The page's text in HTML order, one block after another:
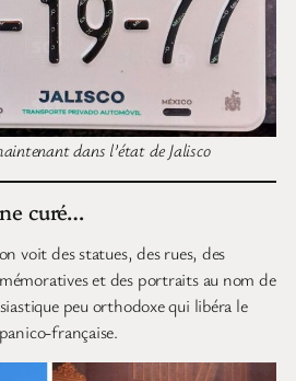
dans l’état de Jalisco
curé…
voit des statues, des rues, des
et des portraits au nom de
peu orthodoxe qui libéra le
française.